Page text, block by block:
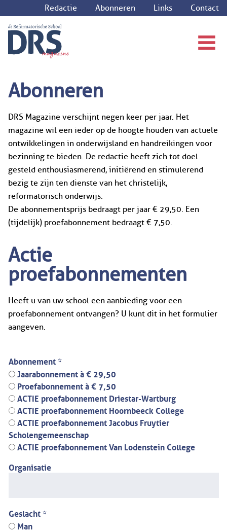
Redactie Abonneren Links Contact
Abonneren
DRS Magazine verschijnt negen keer per jaar. Het
magazine wil een ieder op de hoogte houden van actuele
ontwikkelingen in onderwijsland en handreikingen voor
bezinning te bieden. De redactie heeft zich tot doel
gesteld enthousiasmerend, initiërend en stimulerend
bezig te zijn ten dienste van het christelijk,
reformatorisch onderwijs.
De abonnementsprijs bedraagt per jaar € 29,50. Een
(tijdelijk) proefabonnement bedraagt € 7,50.
Actie
proefabonnementen
Heeft u van uw school een aanbieding voor een
proefabonnement ontvangen? U kunt dit in het formulier
aangeven.
Abonnement *
Jaarabonnement à € 29,50
Proefabonnement à € 7,50
ACTIE proefabonnement Driestar-Wartburg
ACTIE proefabonnement Hoornbeeck College
ACTIE proefabonnement Jacobus Fruytier
Scholengemeenschap
ACTIE proefabonnement Van Lodenstein College
Organisatie
Geslacht *
Man